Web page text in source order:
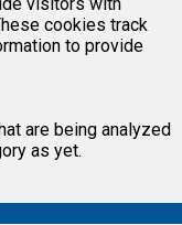
cookies track
to provide
are being analyzed
as yet.